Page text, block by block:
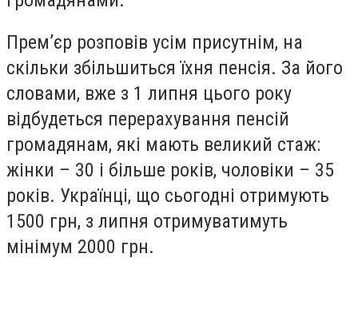
Прем’єр розповів усім присутнім, на
скільки збільшиться їхня пенсія. За його
словами, вже з 1 липня цього року
відбудеться перерахування пенсій
громадянам, які мають великий стаж:
жінки – 30 і більше років, чоловіки – 35
років. Українці, що сьогодні отримують
1500 грн, з липня отримуватимуть
мінімум 2000 грн.